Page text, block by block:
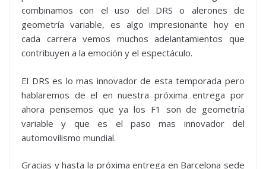
combinamos con el uso del DRS o alerones de
geometría variable, es algo impresionante hoy en
cada carrera vemos muchos adelantamientos que
contribuyen a la emoción y el espectáculo.
El DRS es lo mas innovador de esta temporada pero
hablaremos de el en nuestra próxima entrega por
ahora pensemos que ya los F1 son de geometría
variable y que es el paso mas innovador del
automovilismo mundial.
Gracias y hasta la próxima entrega en Barcelona sede